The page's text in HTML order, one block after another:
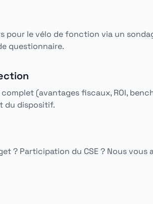
pour le vélo de fonction via un
questionnaire.
(avantages fiscaux, ROI,
du dispositif.
? Participation du CSE ? Nous vous